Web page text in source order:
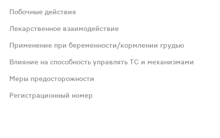
инфаркт миокарда (в том числе
дыхания. При остром инфаркте миокарда
Побочные действия
Лекарственное взаимодействие
Применение при беременности/кормлении грудью
Влияние на способность управлять ТС и механизмами
Меры предосторожности
Регистрационный номер